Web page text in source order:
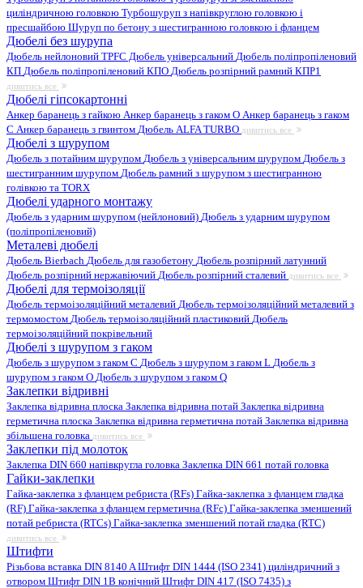
циліндричною головкою Турбошуруп з напівкруглою головкою і
пресшайбою Шуруп по бетону з шестигранною головкою і фланцем
Дюбелі без шурупа
Дюбель нейлоновий TPFC Дюбель універсальний Дюбель поліпропіленовий
КП Дюбель поліпропіленовий КПО Дюбель розпірний рамний КПР1
дивитись все
Дюбелі гіпсокартонні
Анкер баранець з гайкою Анкер баранець з гаком O Анкер баранець з гаком
С Анкер баранець з гвинтом Дюбель ALFA TURBO дивитись все
Дюбелі з шурупом
Дюбель з потайним шурупом Дюбель з універсальним шурупом Дюбель з
шестигранним шурупом Дюбель рамний з шурупом з шестигранною
голівкою та TORX
Дюбелі ударного монтажу
Дюбель з ударним шурупом (нейлоновий) Дюбель з ударним шурупом
(поліпропіленовий)
Металеві дюбелі
Дюбель Bierbach Дюбель для газобетону Дюбель розпірний латунний
Дюбель розпірний нержавіючий Дюбель розпірний сталевий дивитись все
Дюбелі для термоізоляції
Дюбель термоізоляційний металевий Дюбель термоізоляційний металевий з
термомостом Дюбель термоізоляційний пластиковий Дюбель
термоізоляційний покрівельний
Дюбелі з шурупом з гаком
Дюбель з шурупом з гаком C Дюбель з шурупом з гаком L Дюбель з
шурупом з гаком O Дюбель з шурупом з гаком Q
Заклепки відривні
Заклепка відривна плоска Заклепка відривна потай Заклепка відривна
герметична плоска Заклепка відривна герметична потай Заклепка відривна
збільшена головка дивитись все
Заклепки під молоток
Заклепка DIN 660 напівкругла головка Заклепка DIN 661 потай головка
Гайки-заклепки
Гайка-заклепка з фланцем ребриста (RFs) Гайка-заклепка з фланцем гладка
(RF) Гайка-заклепка з фланцем герметична (RFc) Гайка-заклепка зменшений
потай ребриста (RTCs) Гайка-заклепка зменшений потай гладка (RTC)
дивитись все
Штифти
Різьбова вставка DIN 8140 AШтифт DIN 1444 (ISO 2341) циліндричний з
отвором Штифт DIN 1B конічний Штифт DIN 417 (ISO 7435) з